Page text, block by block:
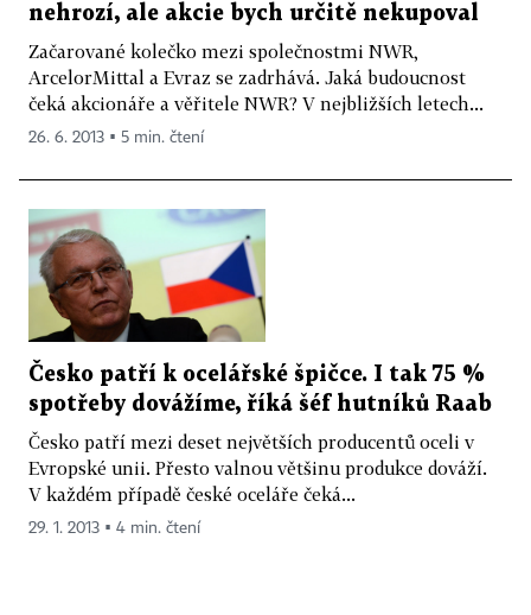
nehrozí, ale akcie bych určitě nekupoval
Začarované kolečko mezi společnostmi NWR,
ArcelorMittal a Evraz se zadrhává. Jaká budoucnost
čeká akcionáře a věřitele NWR? V nejbližších letech...
26. 6. 2013 ▪ 5 min. čtení
Česko patří k ocelářské špičce. I tak 75 %
spotřeby dovážíme, říká šéf hutníků Raab
Česko patří mezi deset největších producentů oceli v
Evropské unii. Přesto valnou většinu produkce dováží.
V každém případě české oceláře čeká...
29. 1. 2013 ▪ 4 min. čtení